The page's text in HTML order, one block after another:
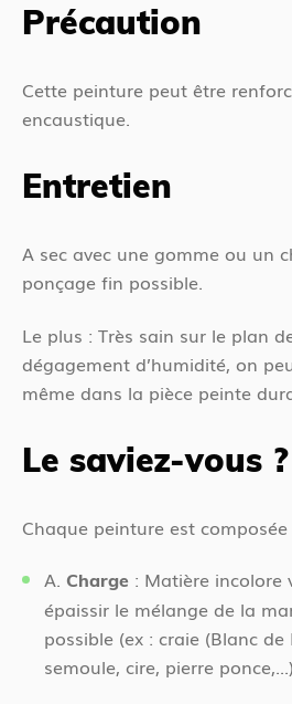
Précaution
Cette peinture peut être
encaustique.
Entretien
A sec avec une gomme ou un
ponçage fin possible.
Le plus : Très sain sur le plan
dégagement d’humidité, on
même dans la pièce peinte
Le saviez-vous ?
Chaque peinture est composée
A. Charge : Matière incolore
épaissir le mélange de la
possible (ex : craie (Blanc
semoule, cire, pierre ponce,...)